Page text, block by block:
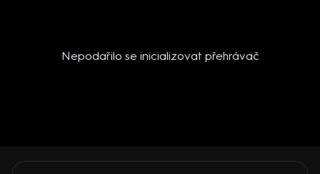
Nepodařilo se inicializovat přehrávač